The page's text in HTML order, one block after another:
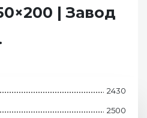
| Завод
2430
2500